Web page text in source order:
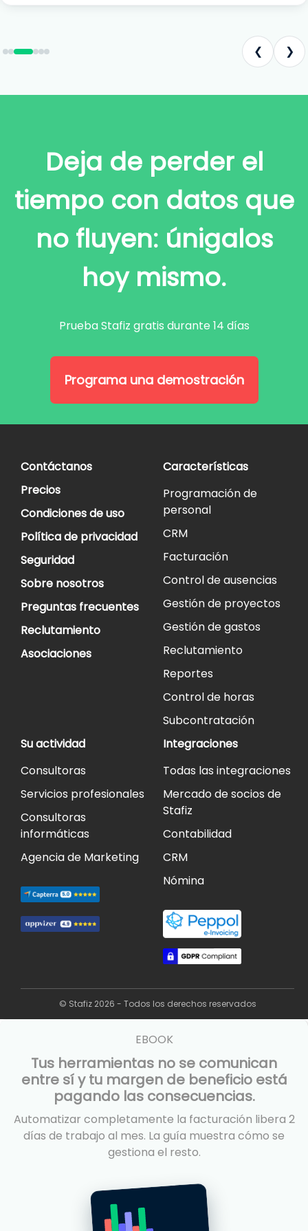
❮ ❯
Deja de perder el
tiempo con datos que
no fluyen: únigalos
hoy mismo.
Prueba Stafiz gratis durante 14 días
Programa una demostración
Contáctanos
Precios
Condiciones de uso
Política de privacidad
Seguridad
Sobre nosotros
Preguntas frecuentes
Reclutamiento
Asociaciones
Características
Programación de
personal
CRM
Facturación
Control de ausencias
Gestión de proyectos
Gestión de gastos
Reclutamiento
Reportes
Control de horas
Subcontratación
Su actividad
Consultoras
Servicios profesionales
Consultoras
informáticas
Agencia de Marketing
Integraciones
Todas las integraciones
Mercado de socios de
Stafiz
Contabilidad
CRM
Nómina
© Stafiz 2026 - Todos los derechos reservados
EBOOK
Tus herramientas no se comunican
entre sí y tu margen de beneficio está
pagando las consecuencias.
Automatizar completamente la facturación libera 2
días de trabajo al mes. La guía muestra cómo se
gestiona el resto.